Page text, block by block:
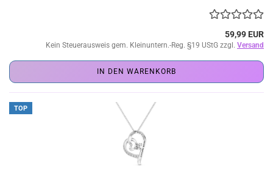
59,99 EUR
Kein Steuerausweis gem. Kleinuntern.-Reg. §19 UStG zzgl. Versand
IN DEN WARENKORB
TOP